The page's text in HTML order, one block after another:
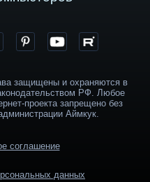
защищены и охраняются в
РФ. Любое
проекта запрещено без
Аймкук.
соглашение
данных